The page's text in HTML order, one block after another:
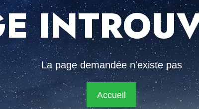
La page demandée n'existe pas
Accueil